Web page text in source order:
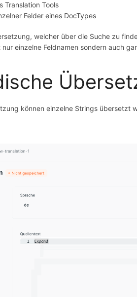
Translation Tools
Felder eines DocTypes
welcher über die Suche zu
einzelne Feldnamen sondern auch
können einzelne Strings übersetzt